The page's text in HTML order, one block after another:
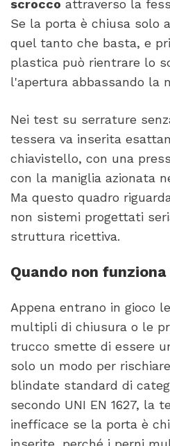
scrocco attraverso la
Se la porta è chiusa solo
quel tanto che basta, e
plastica può rientrare lo
l'apertura abbassando la
Nei test su serrature
tessera va inserita
chiavistello, con una
con la maniglia azionata
Ma questo quadro
non sistemi progettati
struttura ricettiva.
Quando non
Appena entrano in gioco le
multipli di chiusura o le
trucco smette di essere
solo un modo per
blindate standard di
secondo UNI EN 1627, la
inefficace se la porta è